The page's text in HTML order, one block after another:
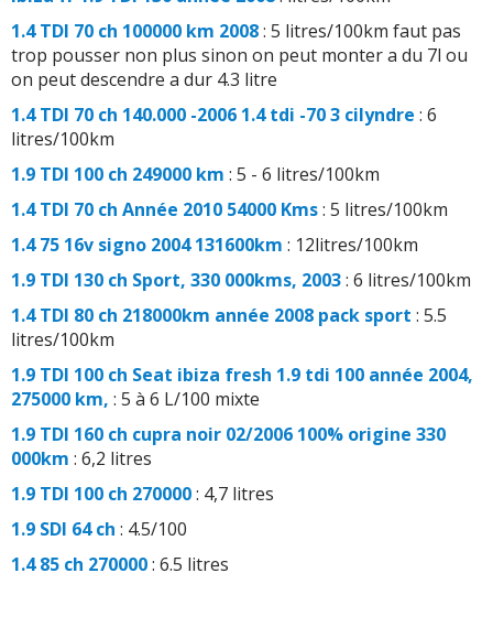
1.4 TDI 70 ch 100000 km 2008: 5 litres/100km faut pas
trop pousser non plus sinon on peut monter a du 7l ou
on peut descendre a dur 4.3 litre
1.4 TDI 70 ch 140.000 -2006 1.4 tdi -70 3 cilyndre : 6
litres/100km
1.9 TDI 100 ch 249000 km : 5 - 6 litres/100km
1.4 TDI 70 ch Année 2010 54000 Kms: 5 litres/100km
1.4 75 16v signo 2004 131600km : 12litres/100km
1.9 TDI 130 ch Sport, 330 000kms, 2003: 6 litres/100km
1.4 TDI 80 ch 218000km année 2008 pack sport : 5.5
litres/100km
1.9 TDI 100 ch Seat ibiza fresh 1.9 tdi 100 année 2004,
275000 km, : 5 à 6 L/100 mixte
1.9 TDI 160 ch cupra noir 02/2006 100% origine 330
000km : 6,2 litres
1.9 TDI 100 ch 270000: 4,7 litres
1.9 SDI 64 ch : 4.5/100
1.4 85 ch 270000: 6.5 litres